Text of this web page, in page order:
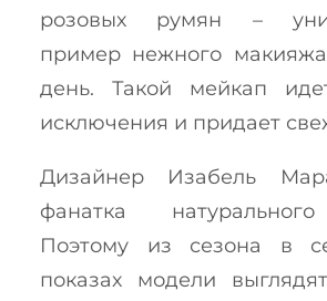
розовых румян –
пример нежного
день. Такой мейкап
исключения и придает
Дизайнер Изабель
фанатка
Поэтому из сезона в
показах модели